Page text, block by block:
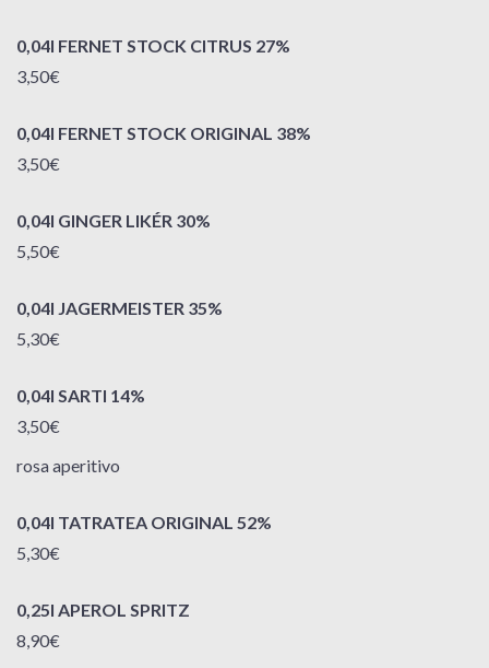
0,04l FERNET STOCK CITRUS 27%
3,50€
0,04l FERNET STOCK ORIGINAL 38%
3,50€
0,04l GINGER LIKÉR 30%
5,50€
0,04l JAGERMEISTER 35%
5,30€
0,04l SARTI 14%
3,50€
rosa aperitivo
0,04l TATRATEA ORIGINAL 52%
5,30€
0,25l APEROL SPRITZ
8,90€